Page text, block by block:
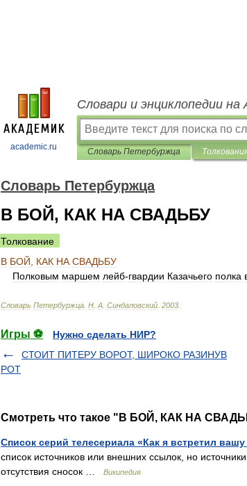
academic.ru
Словари и энциклопедии на
Словарь Петербуржца
Словарь Петербуржца
В БОЙ, КАК НА СВАДЬБУ
Толкование
В БОЙ КАК НА СВАДЬБУ
Полковым маршем лейб-гвардии Казачьего полка
Словарь Петербуржца Н А Синдаловский 2003
Игры ⚽
Нужно сделать НИР?
СТОИТ ПИТЕРУ ВОРОТ, ШИРОКО РАЗИНУВ
РОТ
Смотреть что такое "В БОЙ, КАК НА
Список серий телесериала «Как я встретил
список источников или внешних ссылок, но
отсутствия сносок …
Википедия